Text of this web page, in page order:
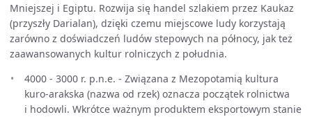
Mniejszej i Egiptu. Rozwija się handel szlakiem przez Kaukaz
(przyszły Darialan), dzięki czemu miejscowe ludy korzystają
zarówno z doświadczeń ludów stepowych na północy, jak też
zaawansowanych kultur rolniczych z południa.
4000 - 3000 r. p.n.e. - Związana z Mezopotamią kultura
kuro-arakska (nazwa od rzek) oznacza początek rolnictwa
i hodowli. Wkrótce ważnym produktem eksportowym stanie